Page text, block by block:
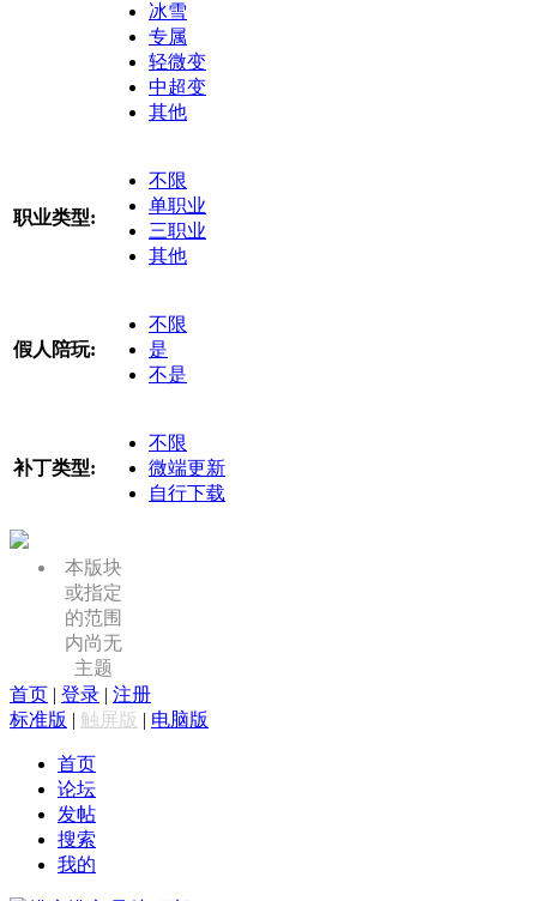
冰雪
专属
轻微变
中超变
其他
职业类型:
不限
单职业
三职业
其他
假人陪玩:
不限
是
不是
补丁类型:
不限
微端更新
自行下载
本版块
或指定
的范围
内尚无
主题
首页 | 登录 | 注册
标准版 | 触屏版 | 电脑版
首页
论坛
发帖
搜索
我的